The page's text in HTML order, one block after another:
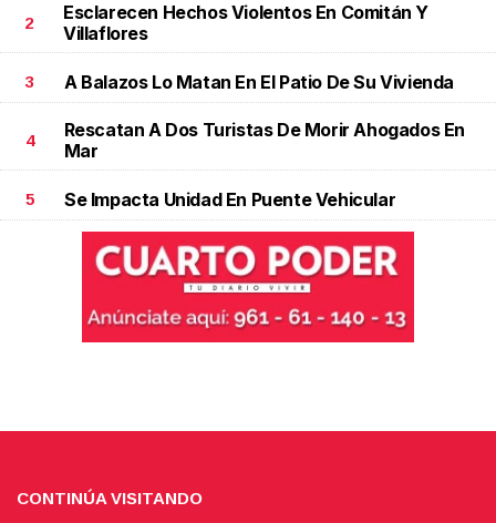
2
Esclarecen Hechos Violentos En Comitán Y
Villaflores
3 A Balazos Lo Matan En El Patio De Su Vivienda
4
Rescatan A Dos Turistas De Morir Ahogados En
Mar
5 Se Impacta Unidad En Puente Vehicular
CONTINÚA VISITANDO